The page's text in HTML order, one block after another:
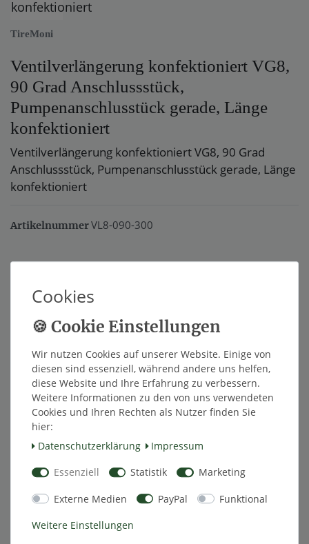
TireMoni
Ventilverlängerung konfektioniert VG8,
90 Grad Anschlussstück,
Pumpenanschlusstück gerade, Länge
konfektioniert
Ventilverlängerung konfektioniert VG8, 90 Grad
Anschlussstück, Pumpenanschlusstück gerade, Länge
konfektioniert
ArtikelnummerVL8-090-300
34,40 EUR
Innerhalb von 48h versandfertig.
In den Warenkorb
Wunschliste
* inkl. ges. MwSt. zzgl. Versandkosten
Cookies
Wir nutzen Cookies auf unserer Website. Einige von
diesen sind essenziell, während andere uns helfen,
diese Website und Ihre Erfahrung zu verbessern.
Weitere Informationen zu den von uns verwendeten
Cookies und Ihren Rechten als Nutzer finden Sie
hier:
Daten­schutz­erklärung
Impressum
Essenziell Statistik Marketing
Externe Medien PayPal Funktional
Weitere Einstellungen